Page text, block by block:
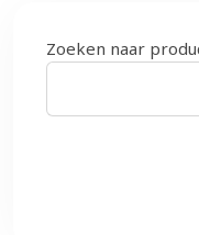
Zoeken naar